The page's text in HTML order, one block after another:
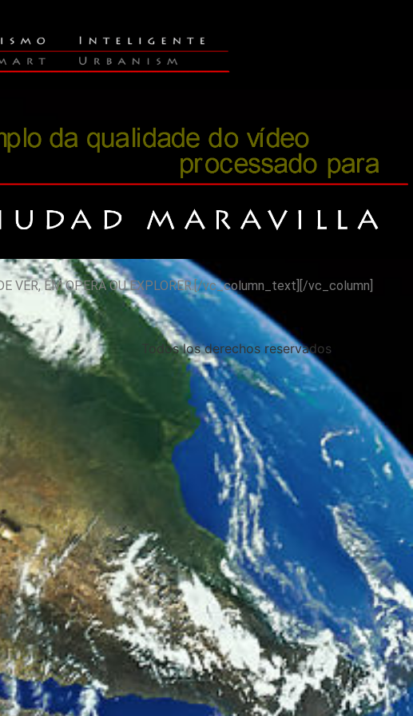
OU EXPLORER.[/vc_column_text][/vc_column]
Todos los derechos reservados